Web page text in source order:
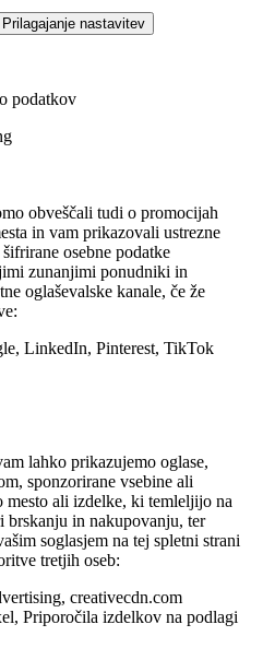
Prilagajanje nastavitev
podatkov
obveščali tudi o promocijah
in vam prikazovali ustrezne
osebne podatke
zunanjimi ponudniki in
oglaševalske kanale, če že
LinkedIn, Pinterest, TikTok
lahko prikazujemo oglase,
sponzorirane vsebine ali
mesto ali izdelke, ki temleljijo na
brskanju in nakupovanju, ter
soglasjem na tej spletni strani
tretjih oseb:
creativecdn.com
Priporočila izdelkov na podlagi